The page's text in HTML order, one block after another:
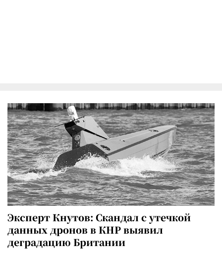
Эксперт Кнутов: Скандал с утечкой
данных дронов в КНР выявил
деградацию Британии